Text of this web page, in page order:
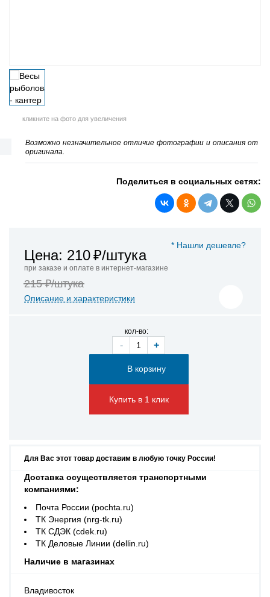
кликните на фото для увеличения
Возможно незначительное отличие фотографии и описания от
оригинала.
Поделиться в социальных сетях:
* Нашли дешевле?
Цена: 210₽/штука
при заказе и оплате в интернет-магазине
215 ₽/штука
Описание и характеристики
кол-во:
- +
Купить в 1 клик
Для Вас этот товар доставим в любую точку России!
Доставка осуществляется транспортными
компаниями:
Почта России (pochta.ru)
ТК Энергия (nrg-tk.ru)
ТК СДЭК (cdek.ru)
ТК Деловые Линии (dellin.ru)
Наличие в магазинах
Владивосток